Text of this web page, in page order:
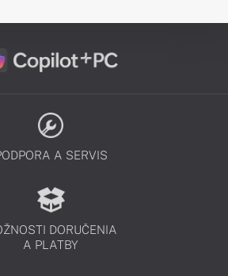
A SERVIS
DORUČENIA
A PLATBY